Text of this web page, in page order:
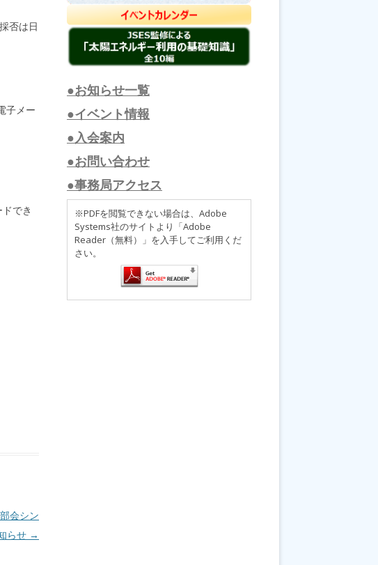
否は日
子メー
でき
会シン
らせ →
●お知らせ一覧
●イベント情報
●入会案内
●お問い合わせ
●事務局アクセス
※PDFを閲覧できない場合は、Adobe
Systems社のサイトより「Adobe
Reader（無料）」を入手してご利用くだ
さい。